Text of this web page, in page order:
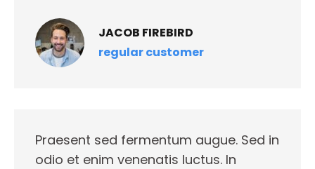
JACOB FIREBIRD
regular customer
Praesent sed fermentum augue. Sed in
odio et enim venenatis luctus. In